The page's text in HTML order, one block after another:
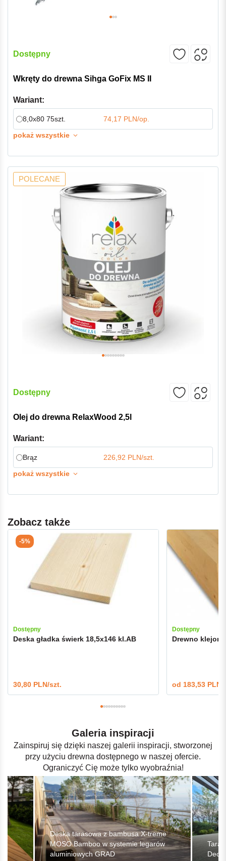
Dostępny
Wkręty do drewna Sihga GoFix MS II
Wariant:
8,0x80 75szt.
74,17 PLN/op.
pokaż wszystkie
POLECANE
Dostępny
Olej do drewna RelaxWood 2,5l
Wariant:
Brąz
226,92 PLN/szt.
pokaż wszystkie
Zobacz także
-5%
Dostępny
Deska gładka świerk 18,5x146 kl.AB
30,80 PLN/szt.
Dostępny
Drewno
od 183,53 PLN/
Galeria inspiracji
Zainspiruj się dzięki naszej galerii inspiracji, stworzonej
przy użyciu drewna dostępnego w naszej ofercie.
Ograniczyć Cię może tylko wyobraźnia!
Deska tarasowa z bambusa X-treme
MOSO Bamboo w systemie legarów
aluminiowych GRAD
Deck